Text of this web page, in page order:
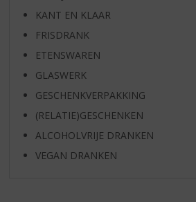
KANT EN KLAAR
FRISDRANK
ETENSWAREN
GLASWERK
GESCHENKVERPAKKING
(RELATIE)GESCHENKEN
ALCOHOLVRIJE DRANKEN
VEGAN DRANKEN